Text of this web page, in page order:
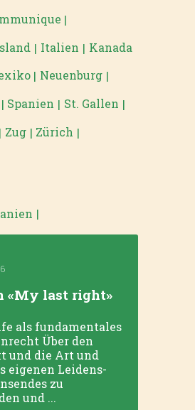
|
| Italien | Kanada
| Neuenburg |
| Spanien | St. Gallen |
| Zug | Zürich |
|
«My last right»
als fundamentales
Über den
und die Art und
eigenen Leidens-
zu
und ...